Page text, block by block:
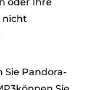
nicht
Sie Pandora-